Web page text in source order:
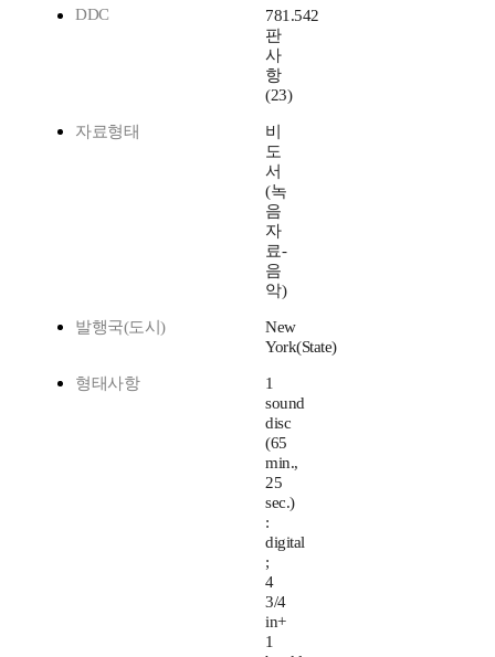
DDC
781.542
판
사
항
(23)
자료형태
비
도
서
(녹
음
자
료-
음
악)
발행국(도시)
New
York(State)
형태사항
1
sound
disc
(65
min.,
25
sec.)
:
digital
;
4
3/4
in+
1